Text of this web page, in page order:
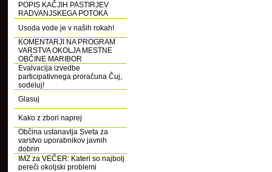
POPIS KAČJIH PASTIRJEV
RADVANJSKEGA POTOKA
Usoda vode je v naših rokah!
KOMENTARJI NA PROGRAM
VARSTVA OKOLJA MESTNE
OBČINE MARIBOR
Evalvacija izvedbe
participativnega proračuna Čuj,
sodeluj!
Glasuj
Kako z zbori naprej
Občina ustanavlja Sveta za
varstvo uporabnikov javnih
dobrin
IMZ za VEČER: Kateri so najbolj
pereči okoljski problemi